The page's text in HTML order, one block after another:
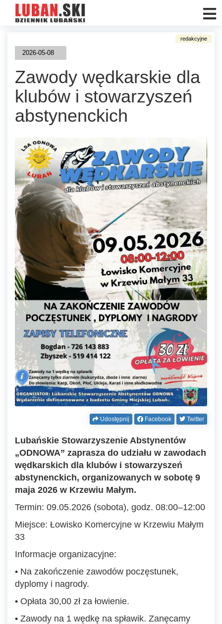
2026-05-08
Zawody wędkarskie dla
klubów i stowarzyszeń
abstynenckich
Udostępnij Facebook Twitter
Lubańskie Stowarzyszenie Abstynentów
„ODNOWA” zaprasza do udziału w zawodach
wędkarskich dla klubów i stowarzyszeń
abstynenckich, organizowanych w sobotę 9
maja 2026 w Krzewiu Małym.
Termin: 09.05.2026 (sobota), godz. 08:00–12:00
Miejsce: Łowisko Komercyjne w Krzewiu Małym
33
Informacje organizacyjne:
• Na zakończenie zawodów poczęstunek,
dyplomy i nagrody.
• Opłata 30,00 zł za łowienie.
• Zawody na 1 wędkę na spławik. Zanęcamy